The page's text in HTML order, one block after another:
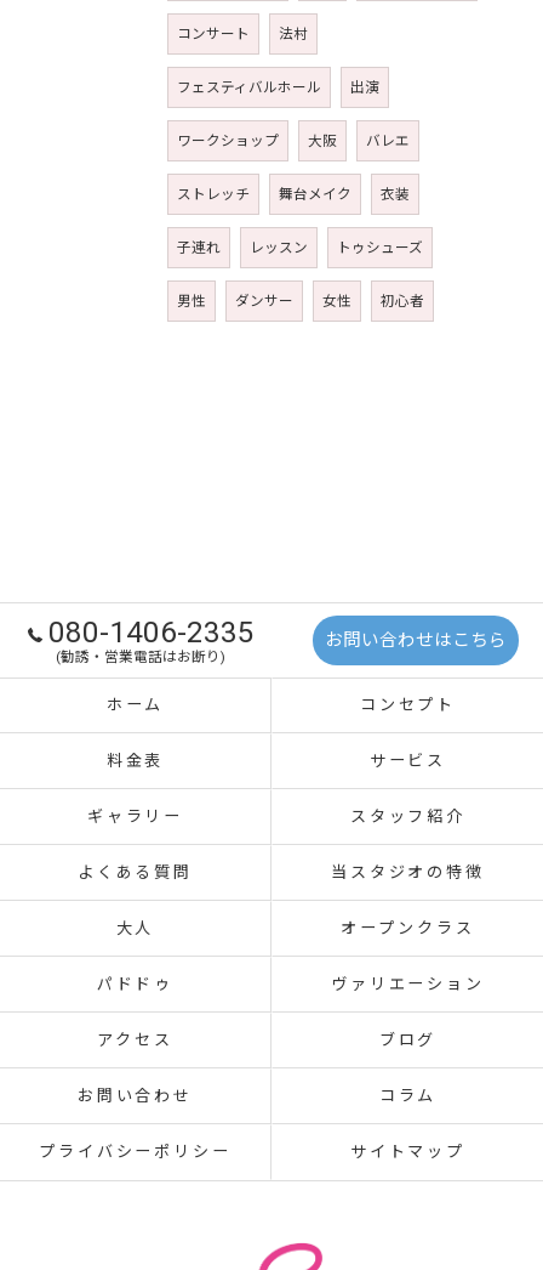
コンサート 法村
フェスティバルホール 出演
ワークショップ 大阪 バレエ
ストレッチ 舞台メイク 衣装
子連れ レッスン トゥシューズ
男性 ダンサー 女性 初心者
080-1406-2335
(勧誘・営業電話はお断り)
お問い合わせはこちら
ホーム コンセプト
料金表 サービス
ギャラリー スタッフ紹介
よくある質問 当スタジオの特徴
大人 オープンクラス
パドドゥ ヴァリエーション
アクセス ブログ
お問い合わせ コラム
プライバシーポリシー サイトマップ